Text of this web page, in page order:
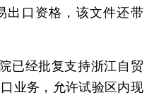
出口资格，该文件还带
经批复支持浙江自贸
业务，允许试验区内现